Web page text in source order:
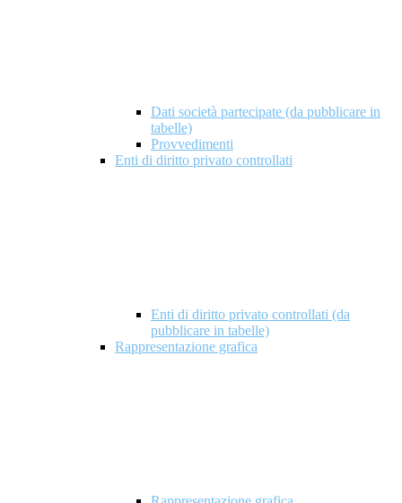
Dati società partecipate (da pubblicare in
tabelle)
Provvedimenti
Enti di diritto privato controllati
Enti di diritto privato controllati (da
pubblicare in tabelle)
Rappresentazione grafica